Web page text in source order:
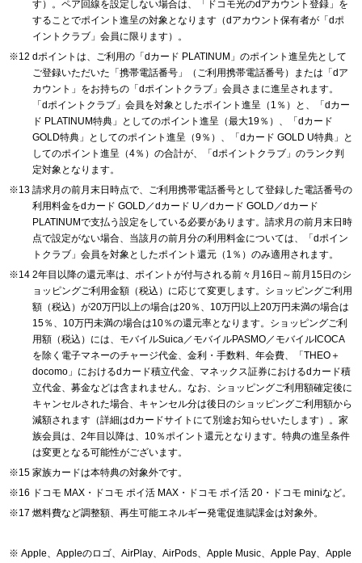
す）。ペア回線を設定しない場合は、「ドコモ光のdアカウント登録」を
することでポイント進呈の対象となります（dアカウント保有者が「dポ
イントクラブ」会員に限ります）。
dポイントは、ご利用の「dカード PLATINUM」のポイント進呈先として
ご登録いただいた「携帯電話番号」（ご利用携帯電話番号）または「dア
カウント」をお持ちの「dポイントクラブ」会員さまに進呈されます。
「dポイントクラブ」会員を対象としたポイント進呈（1％）と、「dカー
ド PLATINUM特典」としてのポイント進呈（最大19％）、「dカード
GOLD特典」としてのポイント進呈（9％）、「dカード GOLD U特典」と
してのポイント進呈（4％）の合計が、「dポイントクラブ」のランク判
定対象となります。
請求月の前月末日時点で、ご利用携帯電話番号として登録した電話番号の
利用料金をdカード GOLD／dカード U／dカード GOLD／dカード
PLATINUMで支払う設定をしている必要があります。請求月の前月末日時
点で設定がない場合、当該月の前月分の利用料金については、「dポイン
トクラブ」会員を対象としたポイント還元（1％）のみ適用されます。
2年目以降の還元率は、ポイントが付与される前々月16日～前月15日のシ
ョッピングご利用金額（税込）に応じて変更します。ショッピングご利用
額（税込）が20万円以上の場合は20％、10万円以上20万円未満の場合は
15％、10万円未満の場合は10％の還元率となります。ショッピングご利
用額（税込）には、モバイルSuica／モバイルPASMO／モバイルICOCA
を除く電子マネーのチャージ代金、金利・手数料、年会費、「THEO＋
docomo」におけるdカード積立代金、マネックス証券におけるdカード積
立代金、募金などは含まれません。なお、ショッピングご利用額確定後に
キャンセルされた場合、キャンセル分は後日のショッピングご利用額から
減額されます（詳細はdカードサイトにて別途お知らせいたします）。家
族会員は、2年目以降は、10％ポイント還元となります。特典の進呈条件
は変更となる可能性がございます。
家族カードは本特典の対象外です。
ドコモ MAX・ドコモ ポイ活 MAX・ドコモ ポイ活 20・ドコモ miniなど。
燃料費など調整額、再生可能エネルギー発電促進賦課金は対象外。
Apple、Appleのロゴ、AirPlay、AirPods、Apple Music、Apple Pay、Apple